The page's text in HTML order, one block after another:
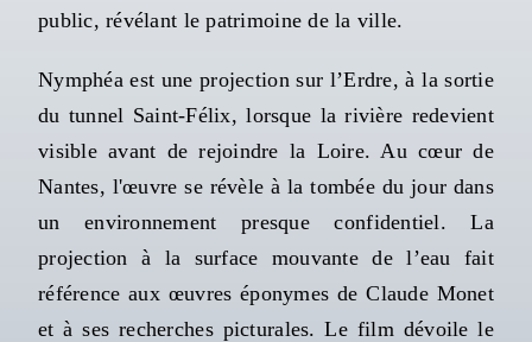
public, révélant le patrimoine de la ville.
Nymphéa est une projection sur l’Erdre, à la sortie
du tunnel Saint-Félix, lorsque la rivière redevient
visible avant de rejoindre la Loire. Au cœur de
Nantes, l'œuvre se révèle à la tombée du jour dans
un environnement presque confidentiel. La
projection à la surface mouvante de l’eau fait
référence aux œuvres éponymes de Claude Monet
et à ses recherches picturales. Le film dévoile le